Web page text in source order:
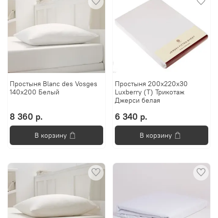
Простыня Blanc des Vosges
140x200 Белый
8 360 р.
В корзину
Простыня 200х220х30
Luxberry (Т) Трикотаж
Джерси белая
6 340 р.
В корзину